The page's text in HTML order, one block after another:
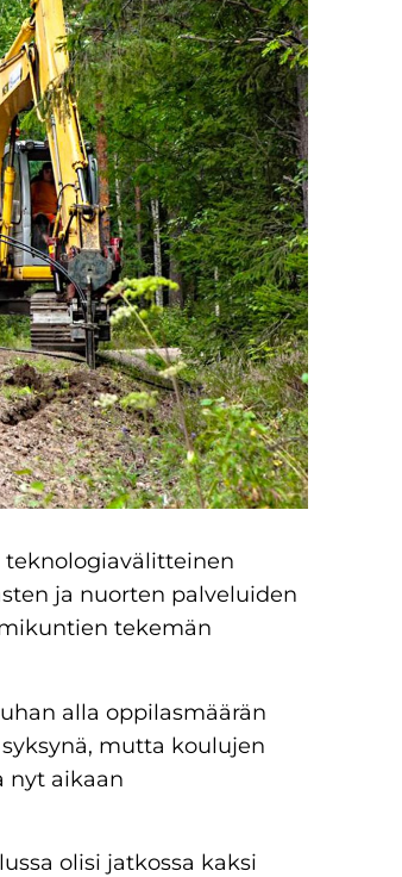
teknologiavälitteinen
ja nuorten palveluiden
tekemän
alla oppilasmäärän
mutta koulujen
nyt aikaan
olisi jatkossa kaksi